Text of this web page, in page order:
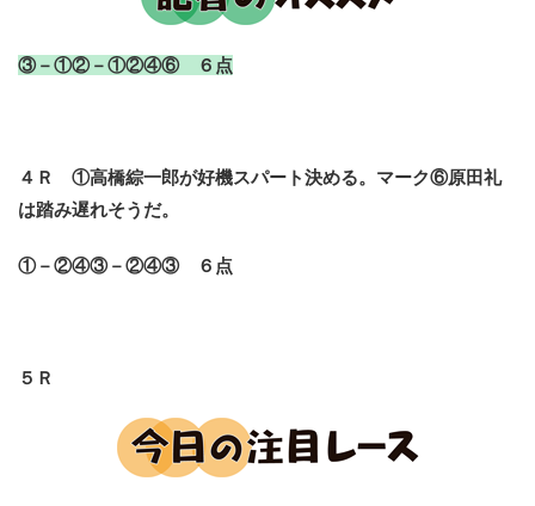
③－①②－①②④⑥ ６点
４Ｒ ①高橋綜一郎が好機スパート決める。マーク⑥原田礼
は踏み遅れそうだ。
①－②④③－②④③ ６点
５Ｒ